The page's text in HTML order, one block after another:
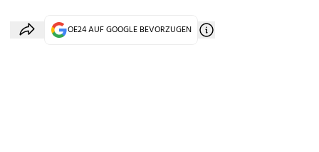
OE24 AUF GOOGLE BEVORZUGEN